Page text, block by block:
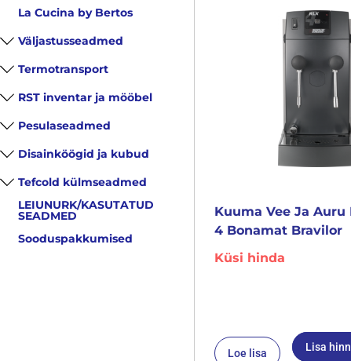
La Cucina by Bertos
Väljastusseadmed
Termotransport
RST inventar ja mööbel
Pesulaseadmed
Disainköögid ja kubud
Tefcold külmseadmed
LEIUNURK/KASUTATUD
SEADMED
Sooduspakkumised
Kuuma Vee Ja Auru
4 Bonamat Bravilor
Küsi hinda
Loe lisa Lisa